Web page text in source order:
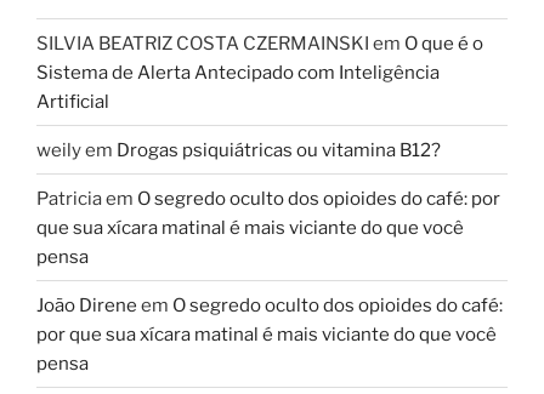
SILVIA BEATRIZ COSTA CZERMAINSKI em O que é o
Sistema de Alerta Antecipado com Inteligência
Artificial
weilyem Drogas psiquiátricas ou vitamina B12?
Patriciaem O segredo oculto dos opioides do café: por
que sua xícara matinal é mais viciante do que você
pensa
João Direne em O segredo oculto dos opioides do café:
por que sua xícara matinal é mais viciante do que você
pensa